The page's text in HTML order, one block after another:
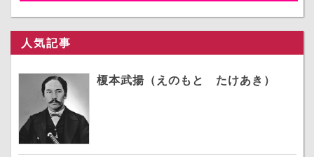
人気記事
榎本武揚（えのもと たけあき）